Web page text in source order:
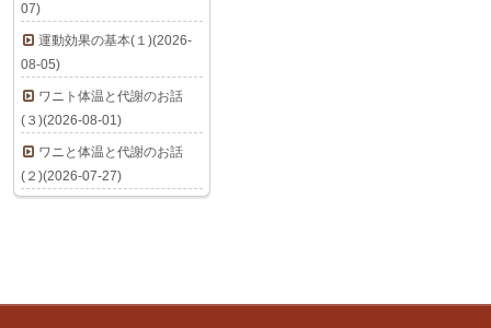
07)
運動効果の基本(１)(2026-
08-05)
ワニト体温と代謝のお話
(３)(2026-08-01)
ワニと体温と代謝のお話
(２)(2026-07-27)